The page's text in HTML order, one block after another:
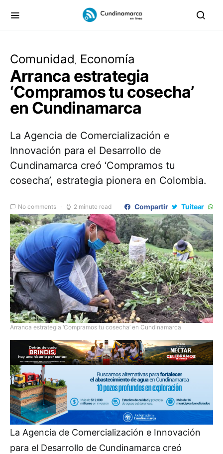
Comunidad Economía
Arranca estrategia
‘Compramos tu cosecha’
en Cundinamarca
La Agencia de Comercialización e
Innovación para el Desarrollo de
Cundinamarca creó ‘Compramos tu
cosecha’, estrategia pionera en Colombia.
No comments 2 minute read Compartir Tuitear
Arranca estrategia ‘Compramos tu cosecha’ en Cundinamarca
La Agencia de Comercialización e Innovación
para el Desarrollo de Cundinamarca creó